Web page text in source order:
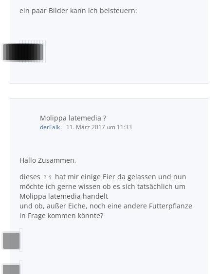
ein paar Bilder kann ich beisteuern:
Molippa latemedia ?
derFalk 11. März 2017 um 11:33
Hallo Zusammen,
dieses ♀♀ hat mir einige Eier da gelassen und nun
möchte ich gerne wissen ob es sich tatsächlich um
Molippa latemedia handelt
und ob, außer Eiche, noch eine andere Futterpflanze
in Frage kommen könnte?